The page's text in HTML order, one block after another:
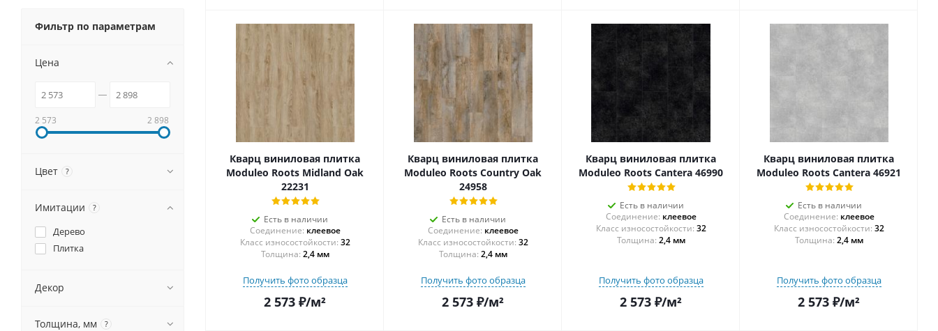
Кварц виниловая плитка
Moduleo Roots Midland Oak
22231
Есть в наличии
Соединение: клеевое
32
Толщина: 2,4 мм
Получить фото образца
2 573 ₽/м²
Кварц виниловая плитка
Moduleo Roots Country Oak
24958
Есть в наличии
Соединение: клеевое
32
Толщина: 2,4 мм
Получить фото образца
2 573 ₽/м²
Кварц виниловая плитка
Moduleo Roots Cantera 46990
Есть в наличии
Соединение: клеевое
32
Толщина: 2,4 мм
Получить фото образца
2 573 ₽/м²
Кварц виниловая плитка
Moduleo Roots Cantera 46921
Есть в наличии
Соединение: клеевое
32
Толщина: 2,4 мм
Получить фото образца
2 573 ₽/м²
Фильтр по параметрам
Цена
2 573 2 898
Цвет ?
Имитации ?
Дерево
Плитка
Декор
Толщина, мм ?